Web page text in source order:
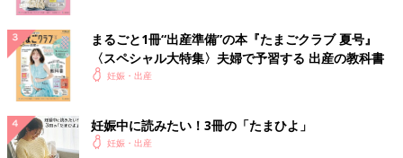
産後の育児期の”おまもり”に
赤ちゃんが生まれて育児がはじまると、飛ぶように日々は過ぎて
いきます。
が少しずつ芽生え、「イヤイヤ期」もやってきたりします。時に
はママが「…疲れた～…」とため息をつきたくなる日もあるかも
まるごと1冊“出産準備”の本『たまごクラブ 夏号』
〈スペシャル大特集〉夫婦で予習する 出産の教科書
妊娠・出産
妊娠中に読みたい！3冊の「たまひよ」
妊娠・出産